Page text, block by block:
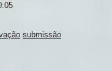
submissão